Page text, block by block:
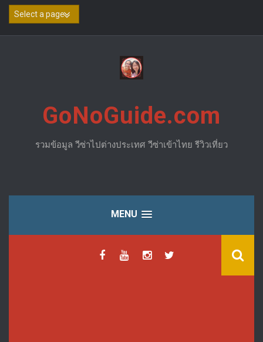
Skip
GoNoGuide.com
รวมข้อมูล วีซ่าไปต่างประเทศ วีซ่าเข้าไทย รีวิวเที่ยว
MENU